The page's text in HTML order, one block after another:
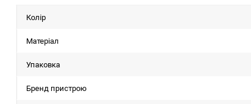
Колір
Матеріал
Упаковка
Бренд пристрою